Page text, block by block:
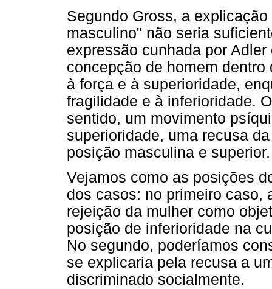
Segundo Gross, a
masculino" não seria
expressão cunhada por
concepção de homem
à força e à superioridade,
fragilidade e à inferioridade.
sentido, um movimento
superioridade, uma recusa
posição masculina e superior.
Vejamos como as posições
dos casos: no primeiro caso,
rejeição da mulher como
posição de inferioridade na
No segundo, poderíamos
se explicaria pela recusa a
discriminado socialmente.